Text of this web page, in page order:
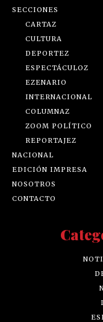
SECCIONES
CARTAZ
CULTURA
DEPORTEZ
ESPECTÁCULOZ
EZENARIO
INTERNACIONAL
COLUMNAZ
ZOOM POLÍTICO
REPORTAJEZ
NACIONAL
EDICIÓN IMPRESA
NOSOTROS
CONTACTO